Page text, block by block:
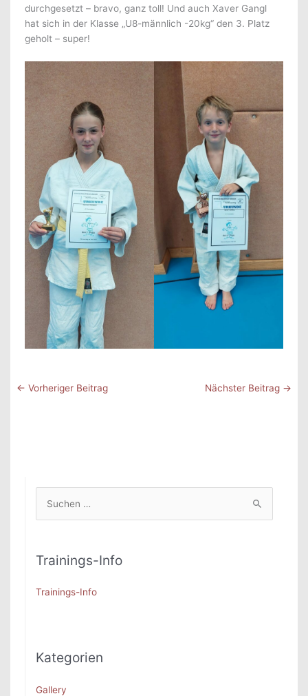
durchgesetzt – bravo, ganz toll! Und auch Xaver Gangl
hat sich in der Klasse „U8-männlich -20kg“ den 3. Platz
geholt – super!
← Vorheriger Beitrag Nächster Beitrag →
n
h
Trainings-Info
Trainings-Info
Kategorien
Gallery